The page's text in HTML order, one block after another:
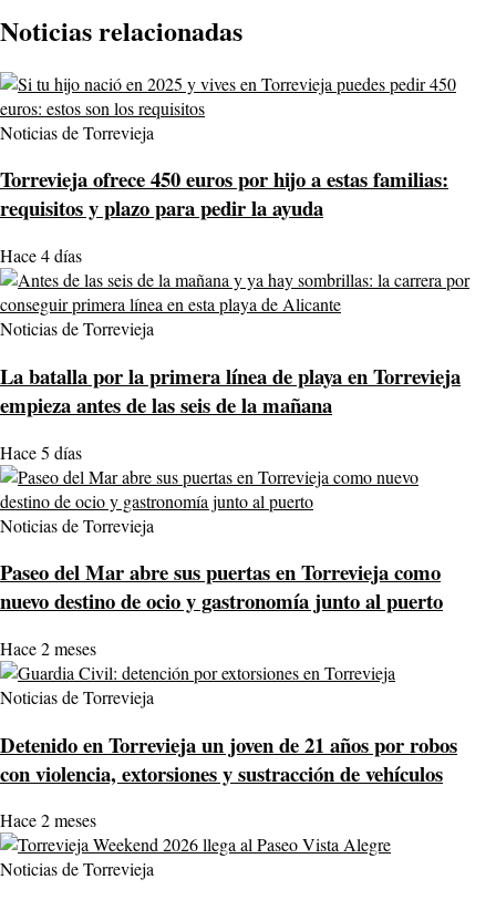
Noticias relacionadas
Noticias de Torrevieja
Torrevieja ofrece 450 euros por hijo a estas familias:
requisitos y plazo para pedir la ayuda
Hace 4 días
Noticias de Torrevieja
La batalla por la primera línea de playa en Torrevieja
empieza antes de las seis de la mañana
Hace 5 días
Noticias de Torrevieja
Paseo del Mar abre sus puertas en Torrevieja como
nuevo destino de ocio y gastronomía junto al puerto
Hace 2 meses
Noticias de Torrevieja
Detenido en Torrevieja un joven de 21 años por robos
con violencia, extorsiones y sustracción de vehículos
Hace 2 meses
Noticias de Torrevieja